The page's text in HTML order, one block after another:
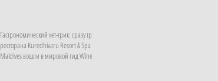
Гастрономический хет-трик: сразу три
ресторана Kuredhivaru Resort & Spa
Maldives вошли в мировой гид Wine